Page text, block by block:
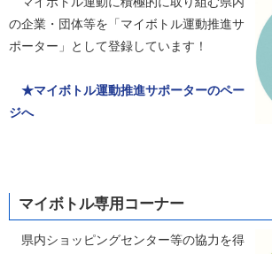
の企業・団体等を「マイボトル運動推進サ
ポーター」として登録しています！
★マイボトル運動推進サポーターのペー
ジへ
マイボトル専用コーナー
県内ショッピングセンター等の協力を得